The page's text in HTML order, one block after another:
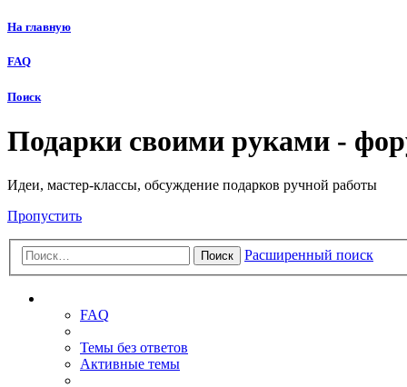
На главную
FAQ
Поиск
Подарки своими руками -
Идеи, мастер-классы, обсуждение подарков ручной работы
Пропустить
Поиск Расширенный поиск
FAQ
Темы без ответов
Активные темы